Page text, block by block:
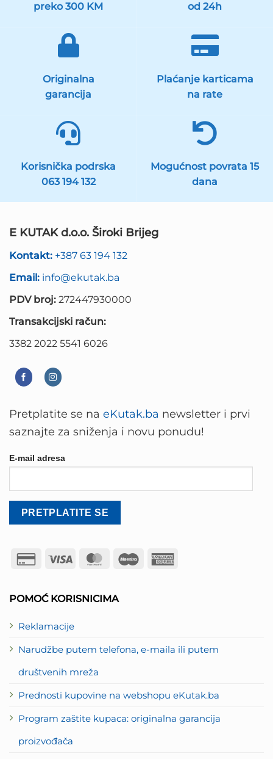
preko 300 KM
od 24h
Originalna
garancija
Plaćanje karticama
na rate
Korisnička podrska
063 194 132
Mogućnost povrata 15
dana
E KUTAK d.o.o. Široki Brijeg
Kontakt: +387 63 194 132
Email: info@ekutak.ba
PDV broj: 272447930000
Transakcijski račun:
3382 2022 5541 6026
POMOĆ KORISNICIMA
Reklamacije
Narudžbe putem telefona, e-maila ili putem
društvenih mreža
Prednosti kupovine na webshopu eKutak.ba
Program zaštite kupaca: originalna garancija
proizvođača
Pretplatite se na eKutak.ba newsletter i prvi
saznajte za sniženja i novu ponudu!
E-mail adresa
Credit
Visa MasterCard
Maestro